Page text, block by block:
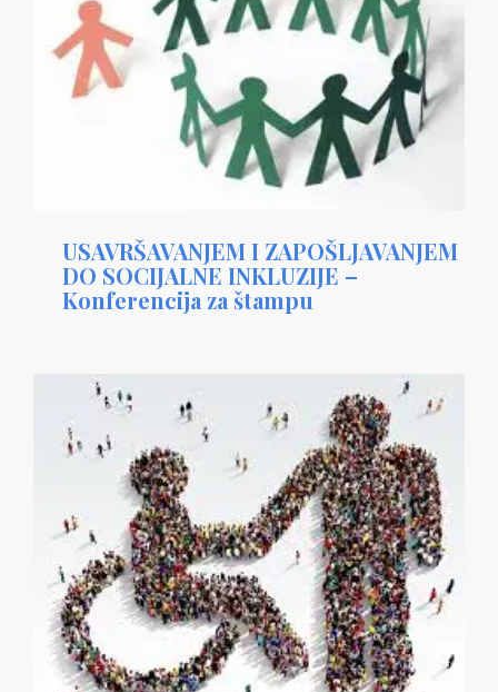
USAVRŠAVANJEM I ZAPOŠLJAVANJEM
DO SOCIJALNE INKLUZIJE –
Konferencija za štampu